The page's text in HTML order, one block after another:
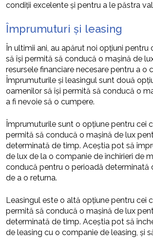
condiții excelente și pentru a le păstra
Împrumuturi și leasing
În ultimii ani, au apărut noi opțiuni pentru
să își permită să conducă o mașină de
resursele financiare necesare pentru a o
Împrumuturile și leasingul sunt două
oamenilor să își permită să conducă o
a fi nevoie să o cumpere.
Împrumuturile sunt o opțiune pentru cei
permită să conducă o mașină de lux
determinată de timp. Aceștia pot să
de lux de la o companie de închirieri de
conducă pentru o perioadă determinată
de a o returna.
Leasingul este o altă opțiune pentru cei
permită să conducă o mașină de lux
determinată de timp. Aceștia pot să
de leasing cu o companie de leasing, și